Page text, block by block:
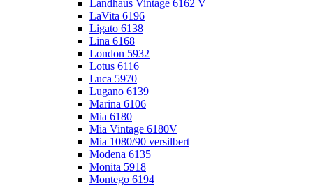
Landhaus Vintage 6162 V
LaVita 6196
Ligato 6138
Lina 6168
London 5932
Lotus 6116
Luca 5970
Lugano 6139
Marina 6106
Mia 6180
Mia Vintage 6180V
Mia 1080/90 versilbert
Modena 6135
Monita 5918
Montego 6194